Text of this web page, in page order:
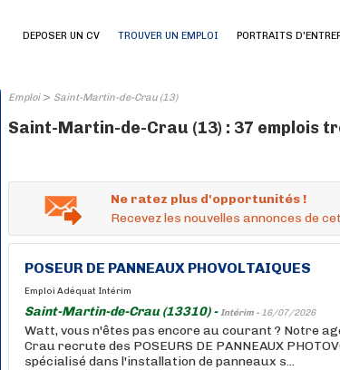
DEPOSER UN CV TROUVER UN EMPLOI PORTRAITS
Emploi> Saint-Martin-de-Crau (13)
Saint-Martin-de-Crau (13) : 37 emplois
Ne ratez plus d'opportunités !
Recevez les nouvelles annonces de
POSEUR DE PANNEAUX PHOVOLTAIQUES
Emploi Adéquat Intérim
Saint-Martin-de-Crau (13310) -Intérim - 16/07/2026
Watt, vous n'êtes pas encore au courant ? Notre
Crau recrute des POSEURS DE PANNEAUX
spécialisé dans l'installation de panneaux s...